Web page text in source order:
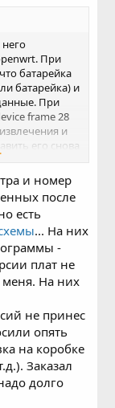
При
батарейка
батарейка) и
При
frame 28
и
его снова
Mi Token?
датчика
и номер
после
есть
... На них
-
плат не
меня. На них
не принес
опять
на коробке
Заказал
долго